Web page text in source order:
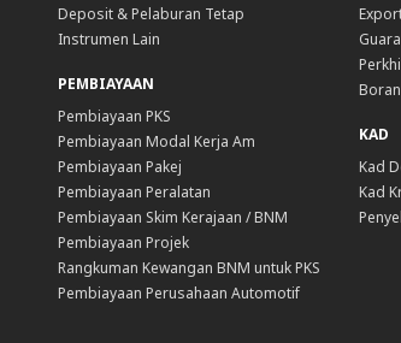
Deposit & Pelaburan Tetap
Instrumen Lain
PEMBIAYAAN
Pembiayaan PKS
Pembiayaan Modal Kerja Am
Pembiayaan Pakej
Pembiayaan Peralatan
Pembiayaan Skim Kerajaan / BNM
Pembiayaan Projek
Rangkuman Kewangan BNM untuk PKS
Pembiayaan Perusahaan Automotif
KAD
Kad
Kad